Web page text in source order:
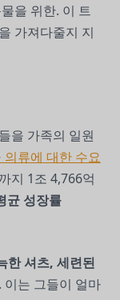
을 위한. 이 트
가져다줄지 지
을 가족의 일원
의류에 대한 수요
지 1조 4,766억
균 성장률
한 셔츠, 세련된
이는 그들이 얼마